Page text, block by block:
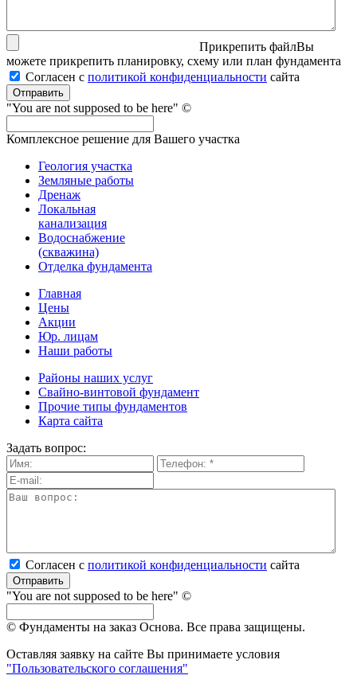
Прикрепить файлВы
можете прикрепить планировку, схему или план фундамента
Согласен с политикой кон­фи­ден­ци­аль­нос­ти сайта
Отправить
"You are not supposed to be here" ©
Комплексное решение для Вашего участка
Геология участка
Земляные работы
Дренаж
Локальная
канализация
Водоснабжение
(скважина)
Отделка фундамента
Главная
Цены
Акции
Юр. лицам
Наши работы
Районы наших услуг
Свайно-винтовой фундамент
Прочие типы фундаментов
Карта сайта
Задать вопрос:
Согласен с политикой кон­фи­ден­ци­аль­нос­ти сайта
Отправить
"You are not supposed to be here" ©
© Фундаменты на заказ Основа. Все права защищены.
Оставляя заявку на сайте Вы принимаете условия
"Пользовательского соглашения"